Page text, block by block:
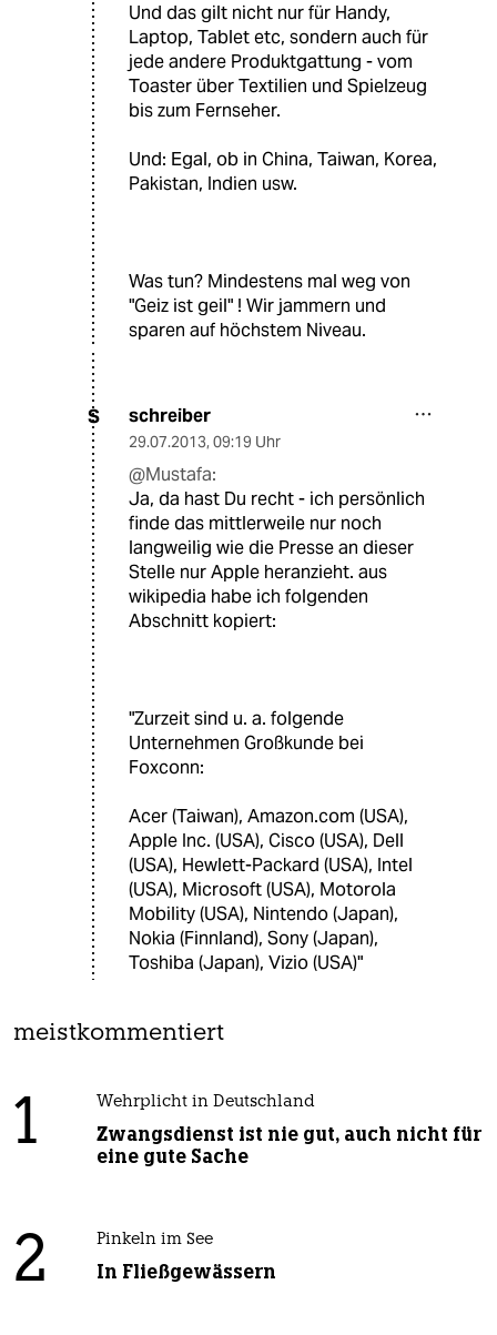
Und das gilt nicht nur für Handy,
Laptop, Tablet etc, sondern auch für
jede andere Produktgattung - vom
Toaster über Textilien und Spielzeug
bis zum Fernseher.
Und: Egal, ob in China, Taiwan, Korea,
Pakistan, Indien usw.
Was tun? Mindestens mal weg von
"Geiz ist geil" ! Wir jammern und
sparen auf höchstem Niveau.
S schreiber
29.07.2013, 09:19 Uhr
@Mustafa:
Ja, da hast Du recht - ich persönlich
finde das mittlerweile nur noch
langweilig wie die Presse an dieser
Stelle nur Apple heranzieht. aus
wikipedia habe ich folgenden
Abschnitt kopiert:
"Zurzeit sind u. a. folgende
Unternehmen Großkunde bei
Foxconn:
Acer (Taiwan), Amazon.com (USA),
Apple Inc. (USA), Cisco (USA), Dell
(USA), Hewlett-Packard (USA), Intel
(USA), Microsoft (USA), Motorola
Mobility (USA), Nintendo (Japan),
Nokia (Finnland), Sony (Japan),
Toshiba (Japan), Vizio (USA)"
meistkommentiert
1 Wehrplicht in Deutschland
Zwangsdienst ist nie gut, auch nicht für
eine gute Sache
2 Pinkeln im See
In Fließgewässern